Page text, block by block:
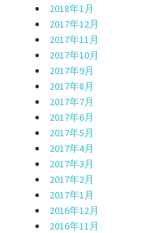
2018年1月
2017年12月
2017年11月
2017年10月
2017年9月
2017年8月
2017年7月
2017年6月
2017年5月
2017年4月
2017年3月
2017年2月
2017年1月
2016年12月
2016年11月